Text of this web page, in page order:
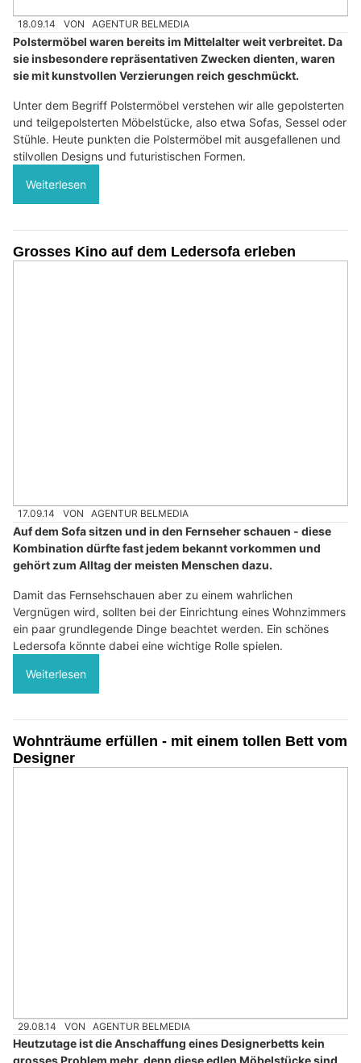
18.09.14 VON AGENTUR BELMEDIA
Polstermöbel waren bereits im Mittelalter weit verbreitet. Da
sie insbesondere repräsentativen Zwecken dienten, waren
sie mit kunstvollen Verzierungen reich geschmückt.
Unter dem Begriff Polstermöbel verstehen wir alle gepolsterten
und teilgepolsterten Möbelstücke, also etwa Sofas, Sessel oder
Stühle. Heute punkten die Polstermöbel mit ausgefallenen und
stilvollen Designs und futuristischen Formen.
Weiterlesen
Grosses Kino auf dem Ledersofa erleben
17.09.14 VON AGENTUR BELMEDIA
Auf dem Sofa sitzen und in den Fernseher schauen - diese
Kombination dürfte fast jedem bekannt vorkommen und
gehört zum Alltag der meisten Menschen dazu.
Damit das Fernsehschauen aber zu einem wahrlichen
Vergnügen wird, sollten bei der Einrichtung eines Wohnzimmers
ein paar grundlegende Dinge beachtet werden. Ein schönes
Ledersofa könnte dabei eine wichtige Rolle spielen.
Weiterlesen
Wohnträume erfüllen - mit einem tollen Bett vom
Designer
29.08.14 VON AGENTUR BELMEDIA
Heutzutage ist die Anschaffung eines Designerbetts kein
grosses Problem mehr, denn diese edlen Möbelstücke sind